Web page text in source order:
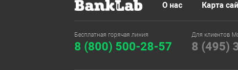
О нас Карта
Бесплатная горячая линия
8 (800) 500-28-57
Для клиентов
8 (495)